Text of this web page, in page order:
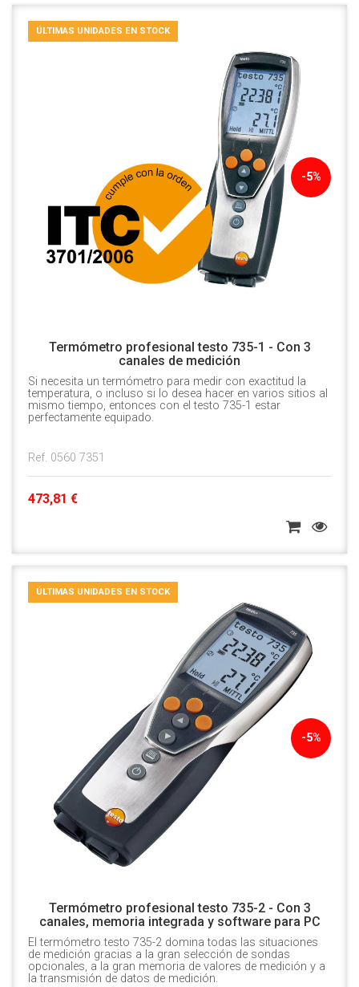
-5%
ÚLTIMAS UNIDADES EN STOCK
Termómetro profesional testo 735-1 - Con 3
canales de medición
Si necesita un termómetro para medir con exactitud la
temperatura, o incluso si lo desea hacer en varios sitios al
mismo tiempo, entonces con el testo 735-1 estar
perfectamente equipado.
Ref. 0560 7351
473,81 €
-5%
ÚLTIMAS UNIDADES EN STOCK
Termómetro profesional testo 735-2 - Con 3
canales, memoria integrada y software para PC
El termómetro testo 735-2 domina todas las situaciones
de medición gracias a la gran selección de sondas
opcionales, a la gran memoria de valores de medición y a
la transmisión de datos de medición.